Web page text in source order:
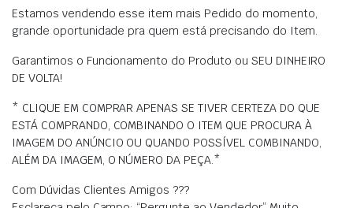
Estamos vendendo esse item mais Pedido do momento,
grande oportunidade pra quem está precisando do Item.
Garantimos o Funcionamento do Produto ou SEU DINHEIRO
DE VOLTA!
* CLIQUE EM COMPRAR APENAS SE TIVER CERTEZA DO QUE
ESTÁ COMPRANDO, COMBINANDO O ITEM QUE PROCURA À
IMAGEM DO ANÚNCIO OU QUANDO POSSÍVEL COMBINANDO,
ALÉM DA IMAGEM, O NÚMERO DA PEÇA.*
Com Dúvidas Clientes Amigos ???